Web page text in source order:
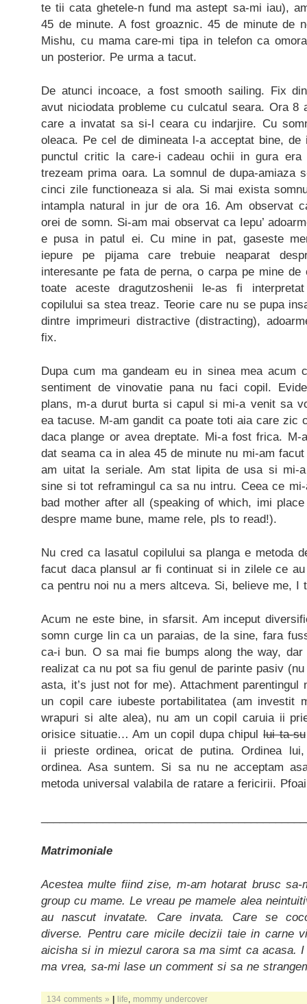
te tii cata ghetele-n fund ma astept sa-mi iau),
45 de minute. A fost groaznic. 45 de minute de
Mishu, cu mama care-mi tipa in telefon ca
un posterior. Pe urma a tacut.
De atunci incoace, a fost smooth sailing. Fix
avut niciodata probleme cu culcatul seara. Ora
care a invatat sa si-l ceara cu indarjire. Cu
oleaca. Pe cel de dimineata l-a acceptat bine,
punctul critic la care-i cadeau ochii in gura
trezeam prima oara. La somnul de dupa-amiaza
cinci zile functioneaza si ala. Si mai exista
intampla natural in jur de ora 16. Am observat
orei de somn. Si-am mai observat ca Iepu’
e pusa in patul ei. Cu mine in pat, gaseste
iepure pe pijama care trebuie neaparat
interesante pe fata de perna, o carpa pe mine
toate aceste dragutzoshenii le-as fi
copilului sa stea treaz. Teorie care nu se pupa
dintre imprimeuri distractive (distracting),
fix.
Dupa cum ma gandeam eu in sinea mea
sentiment de vinovatie pana nu faci copil.
plans, m-a durut burta si capul si mi-a venit sa
ea tacuse. M-am gandit ca poate toti aia care zic
daca plange or avea dreptate. Mi-a fost frica. M-
dat seama ca in alea 45 de minute nu mi-am
am uitat la seriale. Am stat lipita de usa si mi-
sine si tot reframingul ca sa nu intru. Ceea ce
bad mother after all (speaking of which, imi
despre mame bune, mame rele, pls to read!).
Nu cred ca lasatul copilului sa planga e metoda
facut daca plansul ar fi continuat si in zilele ce
ca pentru noi nu a mers altceva. Si, believe me, I
Acum ne este bine, in sfarsit. Am inceput
somn curge lin ca un paraias, de la sine, fara
ca-i bun. O sa mai fie bumps along the way,
realizat ca nu pot sa fiu genul de parinte pasiv
asta, it’s just not for me). Attachment parentingul
un copil care iubeste portabilitatea (am investit
wrapuri si alte alea), nu am un copil caruia ii
orisice situatie… Am un copil dupa chipullui ta-su
ii prieste ordinea, oricat de putina. Ordinea
ordinea. Asa suntem. Si sa nu ne acceptam
metoda universal valabila de ratare a fericirii.
Matrimoniale
Acestea multe fiind zise, m-am hotarat brusc
group cu mame. Le vreau pe mamele alea
au nascut invatate. Care invata. Care se
diverse. Pentru care micile decizii taie in carne
aicisha si in miezul carora sa ma simt ca acasa. I
ma vrea, sa-mi lase un comment si sa ne
134 comments » | life mommy undercover